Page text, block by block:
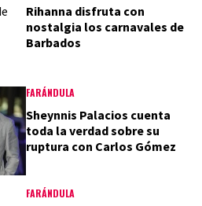
Rihanna disfruta con
nostalgia los carnavales de
Barbados
FARÁNDULA
Sheynnis Palacios cuenta
toda la verdad sobre su
ruptura con Carlos Gómez
FARÁNDULA